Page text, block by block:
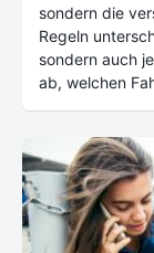
sondern die
Regeln
sondern auch
ab, welchen